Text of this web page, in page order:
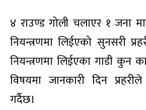
४ राउण्ड गोली चलाएर १ जना
नियन्त्रणमा लिईएको सुनसरी
नियन्त्रणमा लिईएका गाडी कुन
विषयमा जानकारी दिन
गर्दैछ।